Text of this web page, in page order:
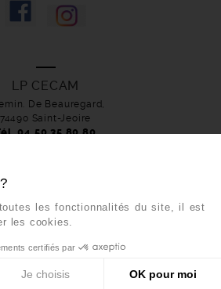
LP CECAM
De Beauregard,
74490 Saint-Jeoire
04 50 35 80 80
Cliquez-ici pour modifier vos préférences en matière de cookies
- APEL écoles
OGEC- Réalisé par Boondooa
les fonctionnalités du site, il est
les cookies.
certifiés par
Je choisis OK pour moi